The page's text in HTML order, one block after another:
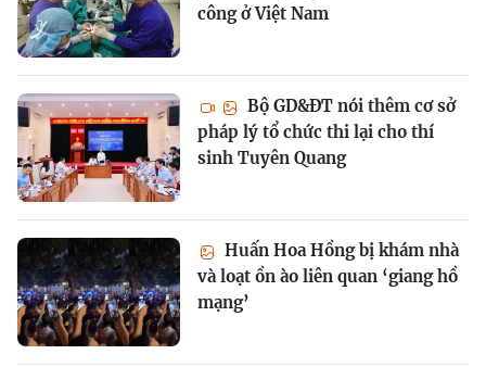
công ở Việt Nam
Bộ GD&ĐT nói thêm cơ sở
pháp lý tổ chức thi lại cho thí
sinh Tuyên Quang
Huấn Hoa Hồng bị khám nhà
và loạt ồn ào liên quan ‘giang hồ
mạng’